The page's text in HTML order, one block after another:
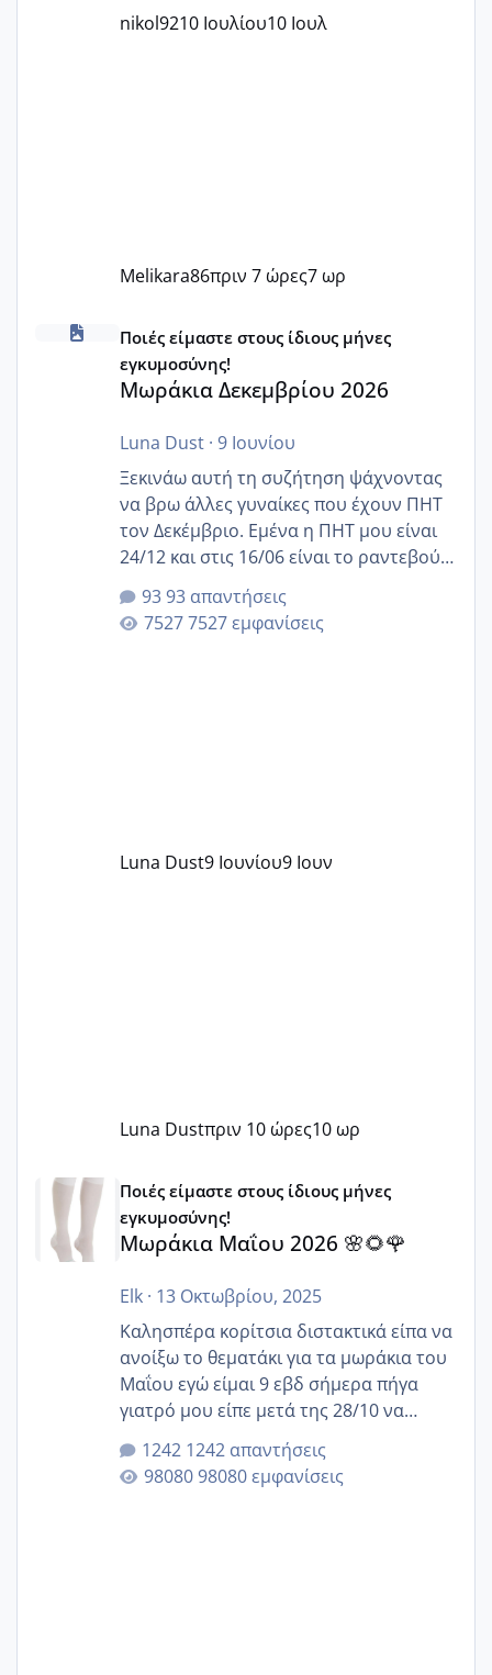
nikol9210 Ιουλίου10 Ιουλ
Melikara86πριν 7 ώρες7 ωρ
Μωράκια Δεκεμβρίου 2026
Ποιές είμαστε στους ίδιους μήνες
εγκυμοσύνης!
Μωράκια Δεκεμβρίου 2026
Luna Dust· 9 Ιουνίου
Ξεκινάω αυτή τη συζήτηση ψάχνοντας
να βρω άλλες γυναίκες που έχουν ΠΗΤ
τον Δεκέμβριο. Εμένα η ΠΗΤ μου είναι
24/12 και στις 16/06 είναι το ραντεβού
της αυχενικής διαφάνειας. Έχω αρκετό
άγχος και οι μέρες δεν φαίνεται να
περνάνε με τίποτα.
93 απαντήσεις
7527 εμφανίσεις
Luna Dust9 Ιουνίου9 Ιουν
Luna Dustπριν 10 ώρες10 ωρ
Μωράκια Μαΐου 2026 🌸🌻🌹
Ποιές είμαστε στους ίδιους μήνες
εγκυμοσύνης!
Μωράκια Μαΐου 2026 🌸🌻🌹
Elk· 13 Οκτωβρίου, 2025
Καλησπέρα κορίτσια διστακτικά είπα να
ανοίξω το θεματάκι για τα μωράκια του
Μαΐου εγώ είμαι 9 εβδ σήμερα πήγα
γιατρό μου είπε μετά της 28/10 να
κλείσω ραντεβού για την αυχενική είναι
καμιά άλλη κοπέλα να γεννάει Μάιο ;;
1242 απαντήσεις
98080 εμφανίσεις